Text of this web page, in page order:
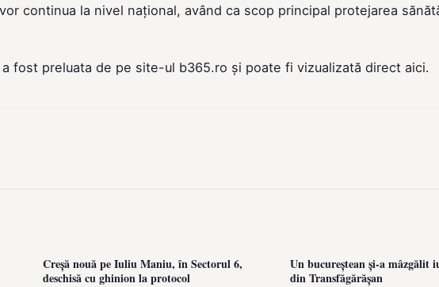
continua la nivel național, având ca scop principal protejarea
fost preluata de pe site-ul b365.ro și poate fi vizualizată direct aici.
Creșă nouă pe Iuliu Maniu, în Sectorul 6,
deschisă cu ghinion la protocol
Un bucureștean și-a mâzgălit
din Transfăgărășan